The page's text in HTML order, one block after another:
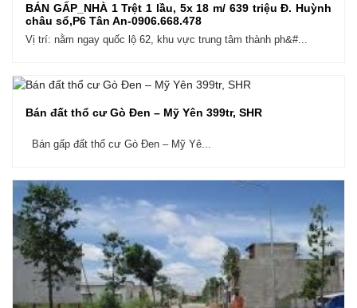
BÁN GẤP_NHÀ 1 Trệt 1 lầu, 5x 18 m/ 639 triệu Đ. Huỳnh
châu sổ,P6 Tân An-0906.668.478
Vị trí: nằm ngay quốc lộ 62, khu vực trung tâm thành ph&#...
Bán đất thổ cư Gò Đen – Mỹ Yên 399tr, SHR
Bán gấp đất thổ cư Gò Đen – Mỹ Yê...